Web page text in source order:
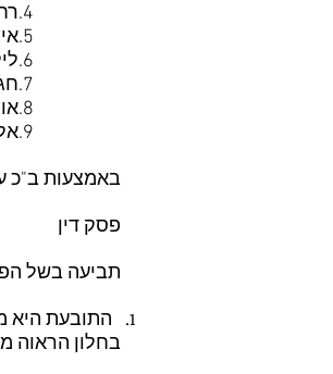
באמצעות ב"כ
פסק דין
תביעה בשל
בחלון הראוה